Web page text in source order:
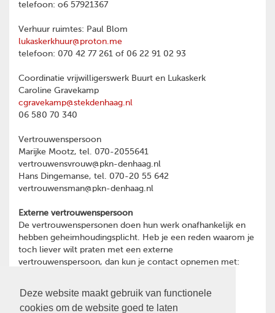
Deze website maakt gebruik van functionele
cookies om de website goed te laten
telefoon: o6 57921367
Verhuur ruimtes: Paul Blom
lukaskerkhuur@proton.me
telefoon: 070 42 77 261 of 06 22 91 02 93
Coordinatie vrijwilligerswerk Buurt en Lukaskerk
Caroline Gravekamp
cgravekamp@stekdenhaag.nl
06 580 70 340
Vertrouwenspersoon
Marijke Mootz, tel. 070-2055641
vertrouwensvrouw@pkn-denhaag.nl
Hans Dingemanse, tel. 070-20 55 642
vertrouwensman@pkn-denhaag.nl
Externe vertrouwenspersoon
De vertrouwenspersonen doen hun werk onafhankelijk en
hebben geheimhoudingsplicht. Heb je een reden waarom je
toch liever wilt praten met een externe
vertrouwenspersoon, dan kun je contact opnemen met:
06-28466591